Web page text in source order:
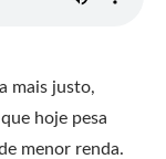
mais justo,
hoje pesa
menor renda.